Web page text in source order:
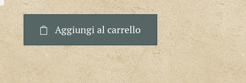
Aggiungi al carrello